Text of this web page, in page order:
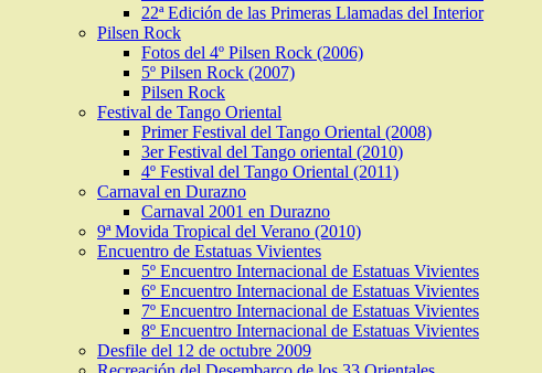
22ª Edición de las Primeras Llamadas del Interior
Pilsen Rock
Fotos del 4º Pilsen Rock (2006)
5º Pilsen Rock (2007)
Pilsen Rock
Festival de Tango Oriental
Primer Festival del Tango Oriental (2008)
3er Festival del Tango oriental (2010)
4º Festival del Tango Oriental (2011)
Carnaval en Durazno
Carnaval 2001 en Durazno
9ª Movida Tropical del Verano (2010)
Encuentro de Estatuas Vivientes
5º Encuentro Internacional de Estatuas Vivientes
6º Encuentro Internacional de Estatuas Vivientes
7º Encuentro Internacional de Estatuas Vivientes
8º Encuentro Internacional de Estatuas Vivientes
Desfile del 12 de octubre 2009